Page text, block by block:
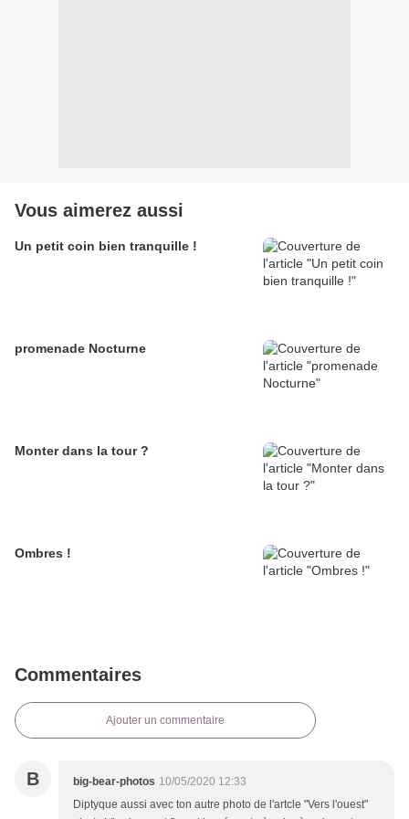
Vous aimerez aussi
Un petit coin bien tranquille !
promenade Nocturne
Monter dans la tour ?
Ombres !
Commentaires
Ajouter un commentaire
B big-bear-photos 10/05/2020 12:33
Diptyque aussi avec ton autre photo de l'artcle "Vers l'ouest"